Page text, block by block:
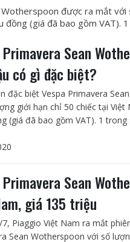
được ra mắt với
đồng (giá đã bao gồm VAT).
Sean
có gì đặc biệt?
đặc biệt Vespa Primavera
giới hạn chỉ 50 chiếc tại Việt
(giá đã bao gồm VAT). 1
Primavera Sean
giá 135 triệu
Piaggio Việt Nam ra mắt
Sean Wotherspoon với số